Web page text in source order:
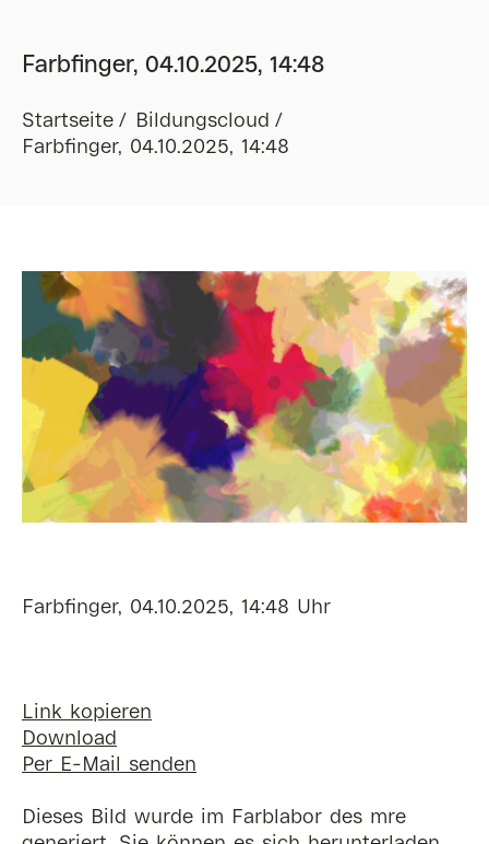
Farbfinger, 04.10.2025, 14:48
Startseite
Bildungscloud
Farbfinger, 04.10.2025, 14:48
Farbfinger, 04.10.2025, 14:48 Uhr
Link kopieren
Download
Per E-Mail senden
Dieses Bild wurde im Farblabor des mre